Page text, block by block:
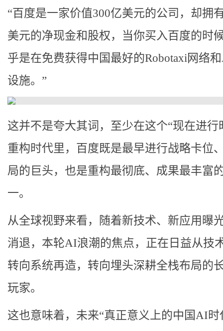
“百度是一家价值300亿美元的公司，却拥
美元的净现金和股权，当你买入百度的时
乎是在免费获得中国最好的Robotaxi网络
设施。”
这并不是夸大其词，至少在这个“现在进行
重构时代里，百度既是最早进行战略卡位
局的巨头，也是重构最彻底、成果最丰富
一。
从全球视野来看，随着新技术、新应用曝
消退，本轮AI浪潮的焦点，正在日益从技
转向系统再造，转向埋头深耕全栈布局的
玩家。
这也意味着，未来“真正意义上的中国AI时